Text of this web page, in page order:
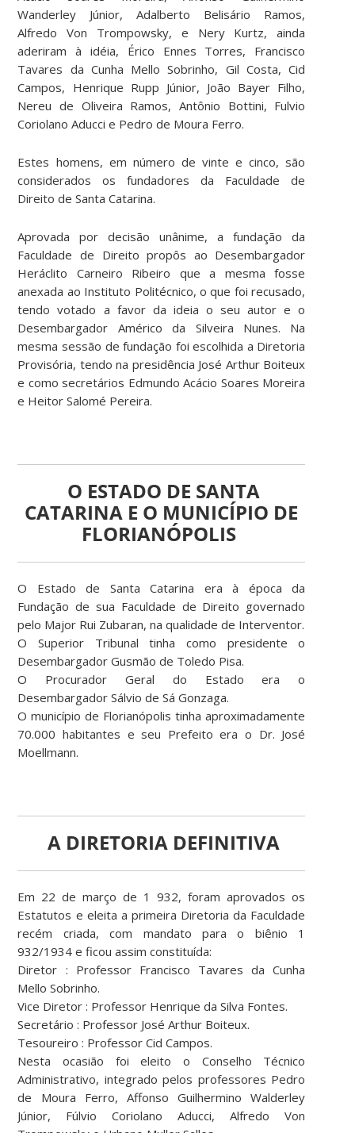
Wanderley Júnior, Adalberto Belisário Ramos,
Alfredo Von Trompowsky, e Nery Kurtz, ainda
aderiram à idéia, Érico Ennes Torres, Francisco
Tavares da Cunha Mello Sobrinho, Gil Costa, Cid
Campos, Henrique Rupp Júnior, João Bayer Filho,
Nereu de Oliveira Ramos, Antônio Bottini, Fulvio
Coriolano Aducci e Pedro de Moura Ferro.
Estes homens, em número de vinte e cinco, são
considerados os fundadores da Faculdade de
Direito de Santa Catarina.
Aprovada por decisão unânime, a fundação da
Faculdade de Direito propôs ao Desembargador
Heráclito Carneiro Ribeiro que a mesma fosse
anexada ao Instituto Politécnico, o que foi recusado,
tendo votado a favor da ideia o seu autor e o
Desembargador Américo da Silveira Nunes. Na
mesma sessão de fundação foi escolhida a Diretoria
Provisória, tendo na presidência José Arthur Boiteux
e como secretários Edmundo Acácio Soares Moreira
e Heitor Salomé Pereira.
O ESTADO DE SANTA
CATARINA E O MUNICÍPIO DE
FLORIANÓPOLIS
O Estado de Santa Catarina era à época da
Fundação de sua Faculdade de Direito governado
pelo Major Rui Zubaran, na qualidade de Interventor.
O Superior Tribunal tinha como presidente o
Desembargador Gusmão de Toledo Pisa.
O Procurador Geral do Estado era o
Desembargador Sálvio de Sá Gonzaga.
O município de Florianópolis tinha aproximadamente
70.000 habitantes e seu Prefeito era o Dr. José
Moellmann.
A DIRETORIA DEFINITIVA
Em 22 de março de 1 932, foram aprovados os
Estatutos e eleita a primeira Diretoria da Faculdade
recém criada, com mandato para o biênio 1
932/1934 e ficou assim constituída:
Diretor : Professor Francisco Tavares da Cunha
Mello Sobrinho.
Vice Diretor : Professor Henrique da Silva Fontes.
Secretário : Professor José Arthur Boiteux.
Tesoureiro : Professor Cid Campos.
Nesta ocasião foi eleito o Conselho Técnico
Administrativo, integrado pelos professores Pedro
de Moura Ferro, Affonso Guilhermino Walderley
Júnior, Fúlvio Coriolano Aducci, Alfredo Von